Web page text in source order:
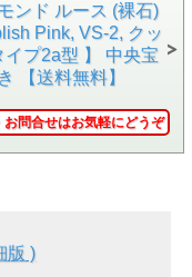
ンド ルース (裸石)
Pink, VS-2, クッ
プ2a型 】 中央宝
【送料無料】
お問合せはお気軽にどうぞ
版 )